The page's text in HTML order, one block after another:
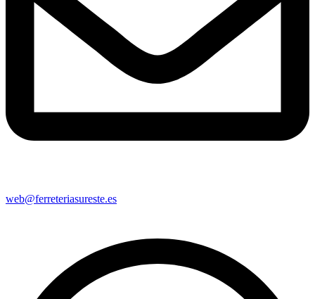
web@ferreteriasureste.es